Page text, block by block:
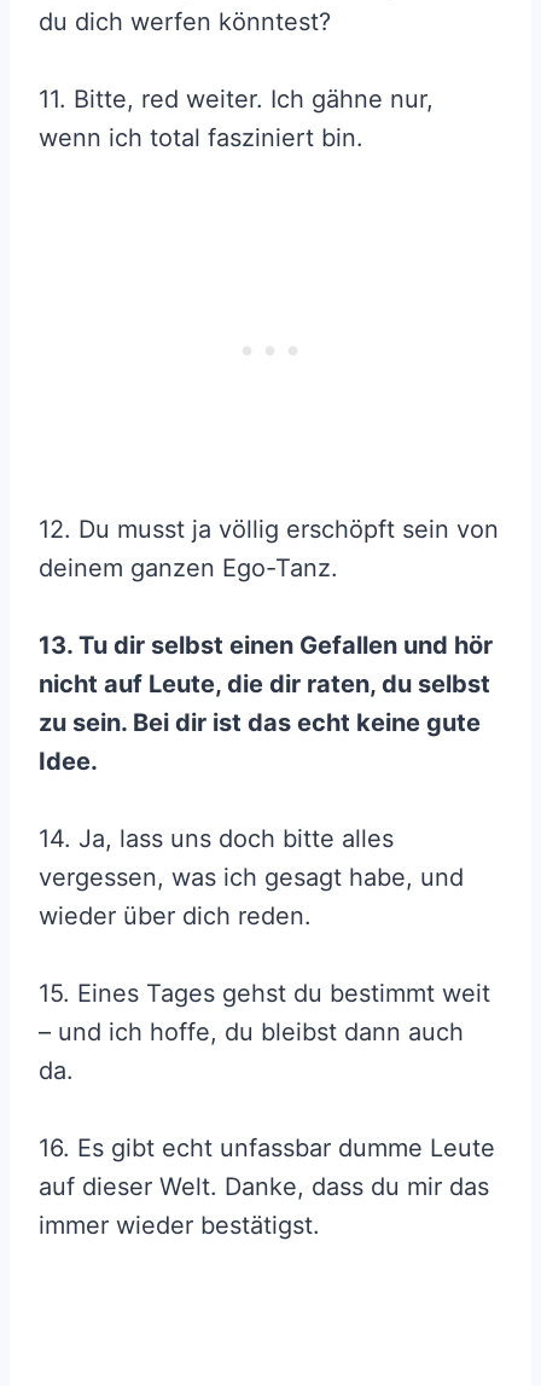
du dich werfen könntest?
11. Bitte, red weiter. Ich gähne nur,
wenn ich total fasziniert bin.
12. Du musst ja völlig erschöpft sein von
deinem ganzen Ego-Tanz.
13. Tu dir selbst einen Gefallen und hör
nicht auf Leute, die dir raten, du selbst
zu sein. Bei dir ist das echt keine gute
Idee.
14. Ja, lass uns doch bitte alles
vergessen, was ich gesagt habe, und
wieder über dich reden.
15. Eines Tages gehst du bestimmt weit
– und ich hoffe, du bleibst dann auch
da.
16. Es gibt echt unfassbar dumme Leute
auf dieser Welt. Danke, dass du mir das
immer wieder bestätigst.